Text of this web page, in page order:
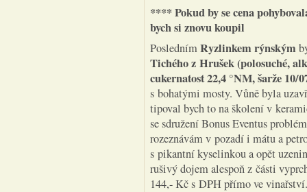
**** Pokud by se cena
bych si znovu koupil
PoslednímRyzlinkemrýnským
Tichého z Hrušek (polosuché,
cukernatost 22,4 °NM, šarže 10/
s bohatými mosty. Vůně byla
tipoval bych to na školení v
se sdružení Bonus Eventus
rozeznávám v pozadí i mátu a
s pikantní kyselinkou a opět
rušivý dojem alespoň z části
144,- Kč s DPH přímo ve vinařství.